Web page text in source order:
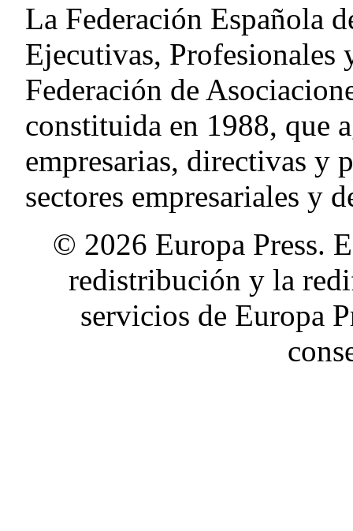
La Federación Española
Ejecutivas, Profesionales
Federación de
constituida en 1988, que
empresarias, directivas y
sectores empresariales y
© 2026 Europa Press.
redistribución y la
servicios de Europa